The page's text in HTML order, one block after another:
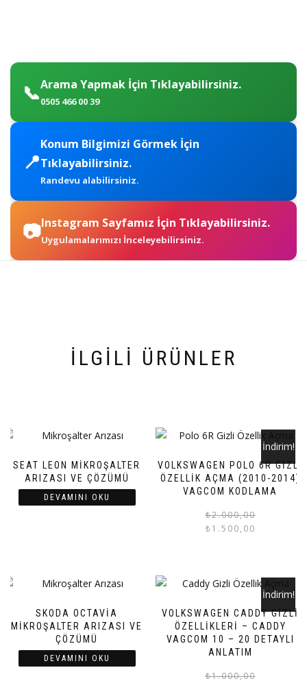
📞Arama Yapmak İçin Tıklayabilirsiniz.
0505 466 00 39
📍
Konum Bilgimizi Görmek İçin
Tıklayabilirsiniz.
Randevu alabilirsiniz.
📷Instagram Sayfamız İçin Tıklayabilirsiniz.
Uygulamalarımızı İnceleyebilirsiniz.
İLGILI ÜRÜNLER
SEAT LEON MIKROŞALTER
ARIZASI VE ÇÖZÜMÜ
DEVAMINI OKU
VOLKSWAGEN POLO 6R GIZLI
ÖZELLIK AÇMA (2010-2014)
VAGCOM KODLAMA
İndirim!
₺2.000,00
₺1.500,00
SKODA OCTAVIA
MIKROŞALTER ARIZASI VE
ÇÖZÜMÜ
DEVAMINI OKU
VOLKSWAGEN CADDY GIZLI
ÖZELLIKLERI – CADDY
VAGCOM 10 – 20 DETAYLI
ANLATIM
İndirim!
₺1.000,00